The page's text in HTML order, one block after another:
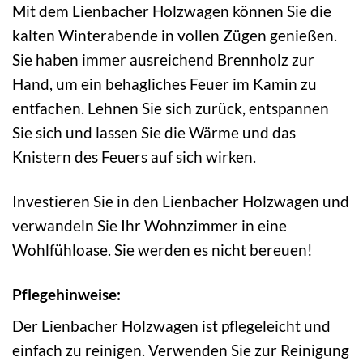
Mit dem Lienbacher Holzwagen können Sie die
kalten Winterabende in vollen Zügen genießen.
Sie haben immer ausreichend Brennholz zur
Hand, um ein behagliches Feuer im Kamin zu
entfachen. Lehnen Sie sich zurück, entspannen
Sie sich und lassen Sie die Wärme und das
Knistern des Feuers auf sich wirken.
Investieren Sie in den Lienbacher Holzwagen und
verwandeln Sie Ihr Wohnzimmer in eine
Wohlfühloase. Sie werden es nicht bereuen!
Pflegehinweise:
Der Lienbacher Holzwagen ist pflegeleicht und
einfach zu reinigen. Verwenden Sie zur Reinigung